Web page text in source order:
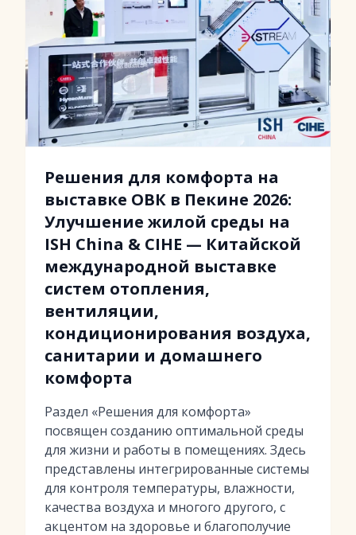
Решения для комфорта на
выставке ОВК в Пекине 2026:
Улучшение жилой среды на
ISH China & CIHE — Китайской
международной выставке
систем отопления,
вентиляции,
кондиционирования воздуха,
санитарии и домашнего
комфорта
Раздел «Решения для комфорта»
посвящен созданию оптимальной среды
для жизни и работы в помещениях. Здесь
представлены интегрированные системы
для контроля температуры, влажности,
качества воздуха и многого другого, с
акцентом на здоровье и благополучие